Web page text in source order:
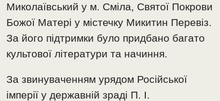
Миколаївський у м. Сміла, Святої Покрови
Божої Матері у містечку Микитин Перевіз.
За його підтримки було придбано багато
культової літератури та начиння.
За звинуваченням урядом Російської
імперії у державній зраді П. І.